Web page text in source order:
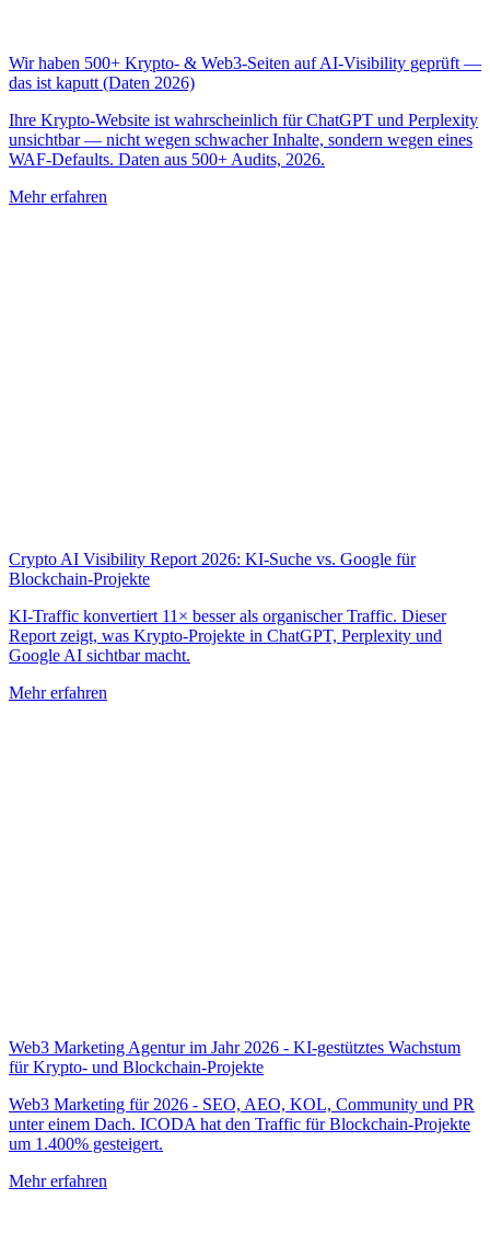
Wir haben 500+ Krypto- & Web3-Seiten auf AI-Visibility geprüft —
das ist kaputt (Daten 2026)
Ihre Krypto-Website ist wahrscheinlich für ChatGPT und Perplexity
unsichtbar — nicht wegen schwacher Inhalte, sondern wegen eines
WAF-Defaults. Daten aus 500+ Audits, 2026.
Mehr erfahren
Crypto AI Visibility Report 2026: KI-Suche vs. Google für
Blockchain-Projekte
KI-Traffic konvertiert 11× besser als organischer Traffic. Dieser
Report zeigt, was Krypto-Projekte in ChatGPT, Perplexity und
Google AI sichtbar macht.
Mehr erfahren
Web3 Marketing Agentur im Jahr 2026 - KI-gestütztes Wachstum
für Krypto- und Blockchain-Projekte
Web3 Marketing für 2026 - SEO, AEO, KOL, Community und PR
unter einem Dach. ICODA hat den Traffic für Blockchain-Projekte
um 1.400% gesteigert.
Mehr erfahren